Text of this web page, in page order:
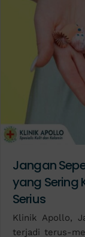
Jangan
yang Sering
Serius
Klinik Apollo,
terjadi terus-